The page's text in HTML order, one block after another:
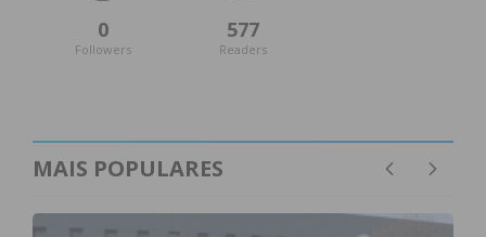
0
Followers
577
Readers
MAIS POPULARES